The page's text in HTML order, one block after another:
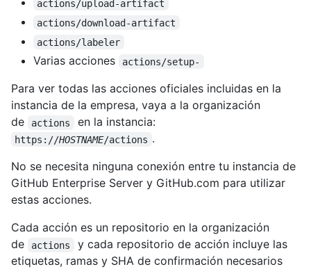
actions/upload-artifact
actions/download-artifact
actions/labeler
Varias acciones actions/setup-
Para ver todas las acciones oficiales incluidas en la
instancia de la empresa, vaya a la organización
de
actions en la instancia:
https://HOSTNAME/actions .
No se necesita ninguna conexión entre tu instancia de
GitHub Enterprise Server y GitHub.com para utilizar
estas acciones.
Cada acción es un repositorio en la organización
de
actions
y cada repositorio de acción incluye las
etiquetas, ramas y SHA de confirmación necesarios